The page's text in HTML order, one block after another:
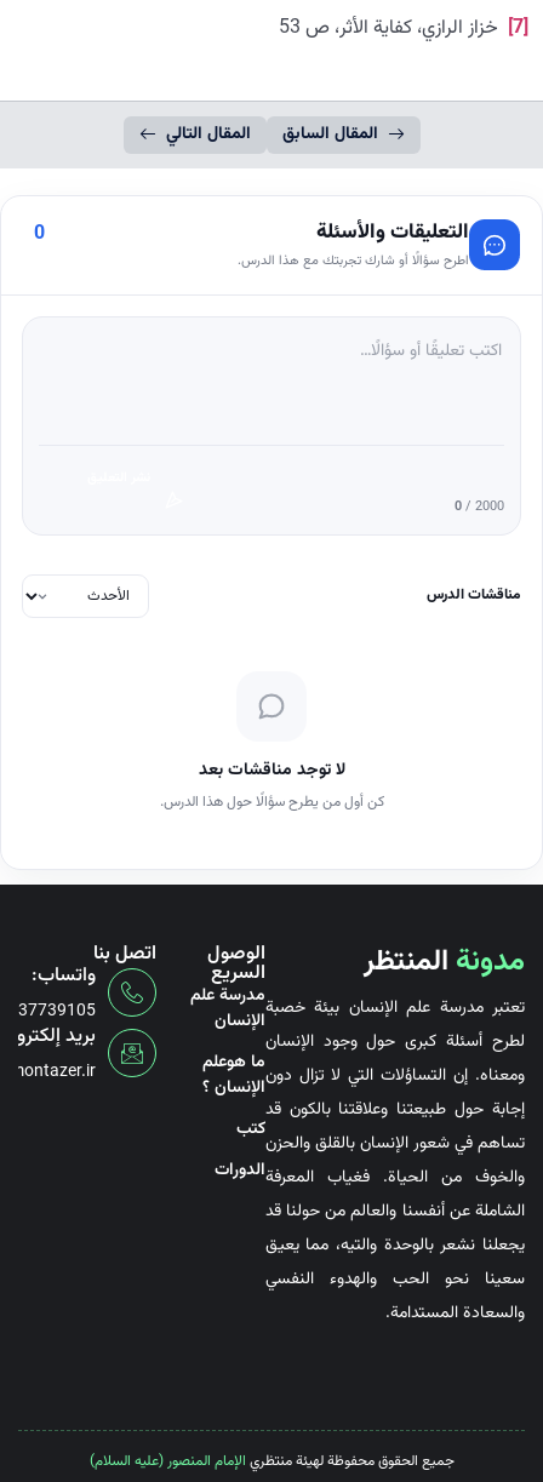
[7]
خزاز الرازي، كفاية الأثر، ص 53
المقال السابق المقال التالي
التعليقات والأسئلة
اطرح سؤالًا أو شارك تجربتك مع هذا الدرس.
0
0/ 2000
مناقشات الدرس
لا توجد مناقشات بعد
كن أول من يطرح سؤالًا حول هذا الدرس.
مدونة المنتظر
تعتبر مدرسة علم الإنسان بيئة خصبة
لطرح أسئلة كبرى حول وجود الإنسان
ومعناه. إن التساؤلات التي لا تزال دون
إجابة حول طبيعتنا وعلاقتنا بالكون قد
تساهم في شعور الإنسان بالقلق والحزن
والخوف من الحياة. فغياب المعرفة
الشاملة عن أنفسنا والعالم من حولنا قد
يجعلنا نشعر بالوحدة والتيه، مما يعيق
سعينا نحو الحب والهدوء النفسي
والسعادة المستدامة.
الوصول
السريع
مدرسة علم
الإنسان
ما هوعلم
الإنسان ؟
کتب
الدورات
اتصل بنا
واتساب:
بريد
جميع الحقوق محفوظة لهيئة منتظري الإمام المنصور (عليه السلام)